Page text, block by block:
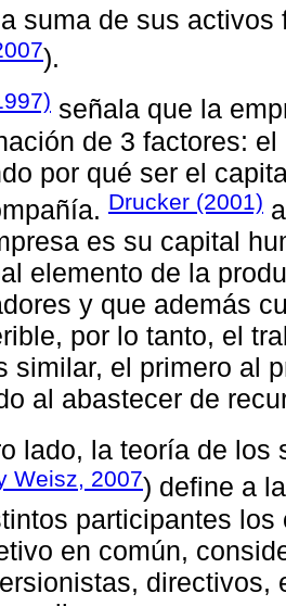
suma de sus
).
señala que la
de 3 factores:
por qué ser el
Drucker (2001)
es su capital
elemento de la
y que además
por lo tanto, el
similar, el primero al
al abastecer de
lado, la teoría de los
Weisz, 2007) define a
participantes
en común,
directivos,